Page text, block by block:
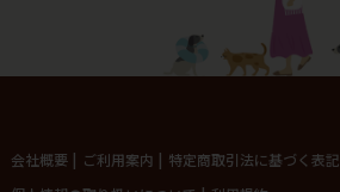
会社概要 | ご利用案内 | 特定商取引法に基づく表記